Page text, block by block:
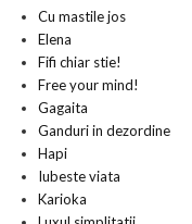
Cu mastile jos
Elena
Fifi chiar stie!
Free your mind!
Gagaita
Ganduri in dezordine
Hapi
Iubeste viata
Karioka